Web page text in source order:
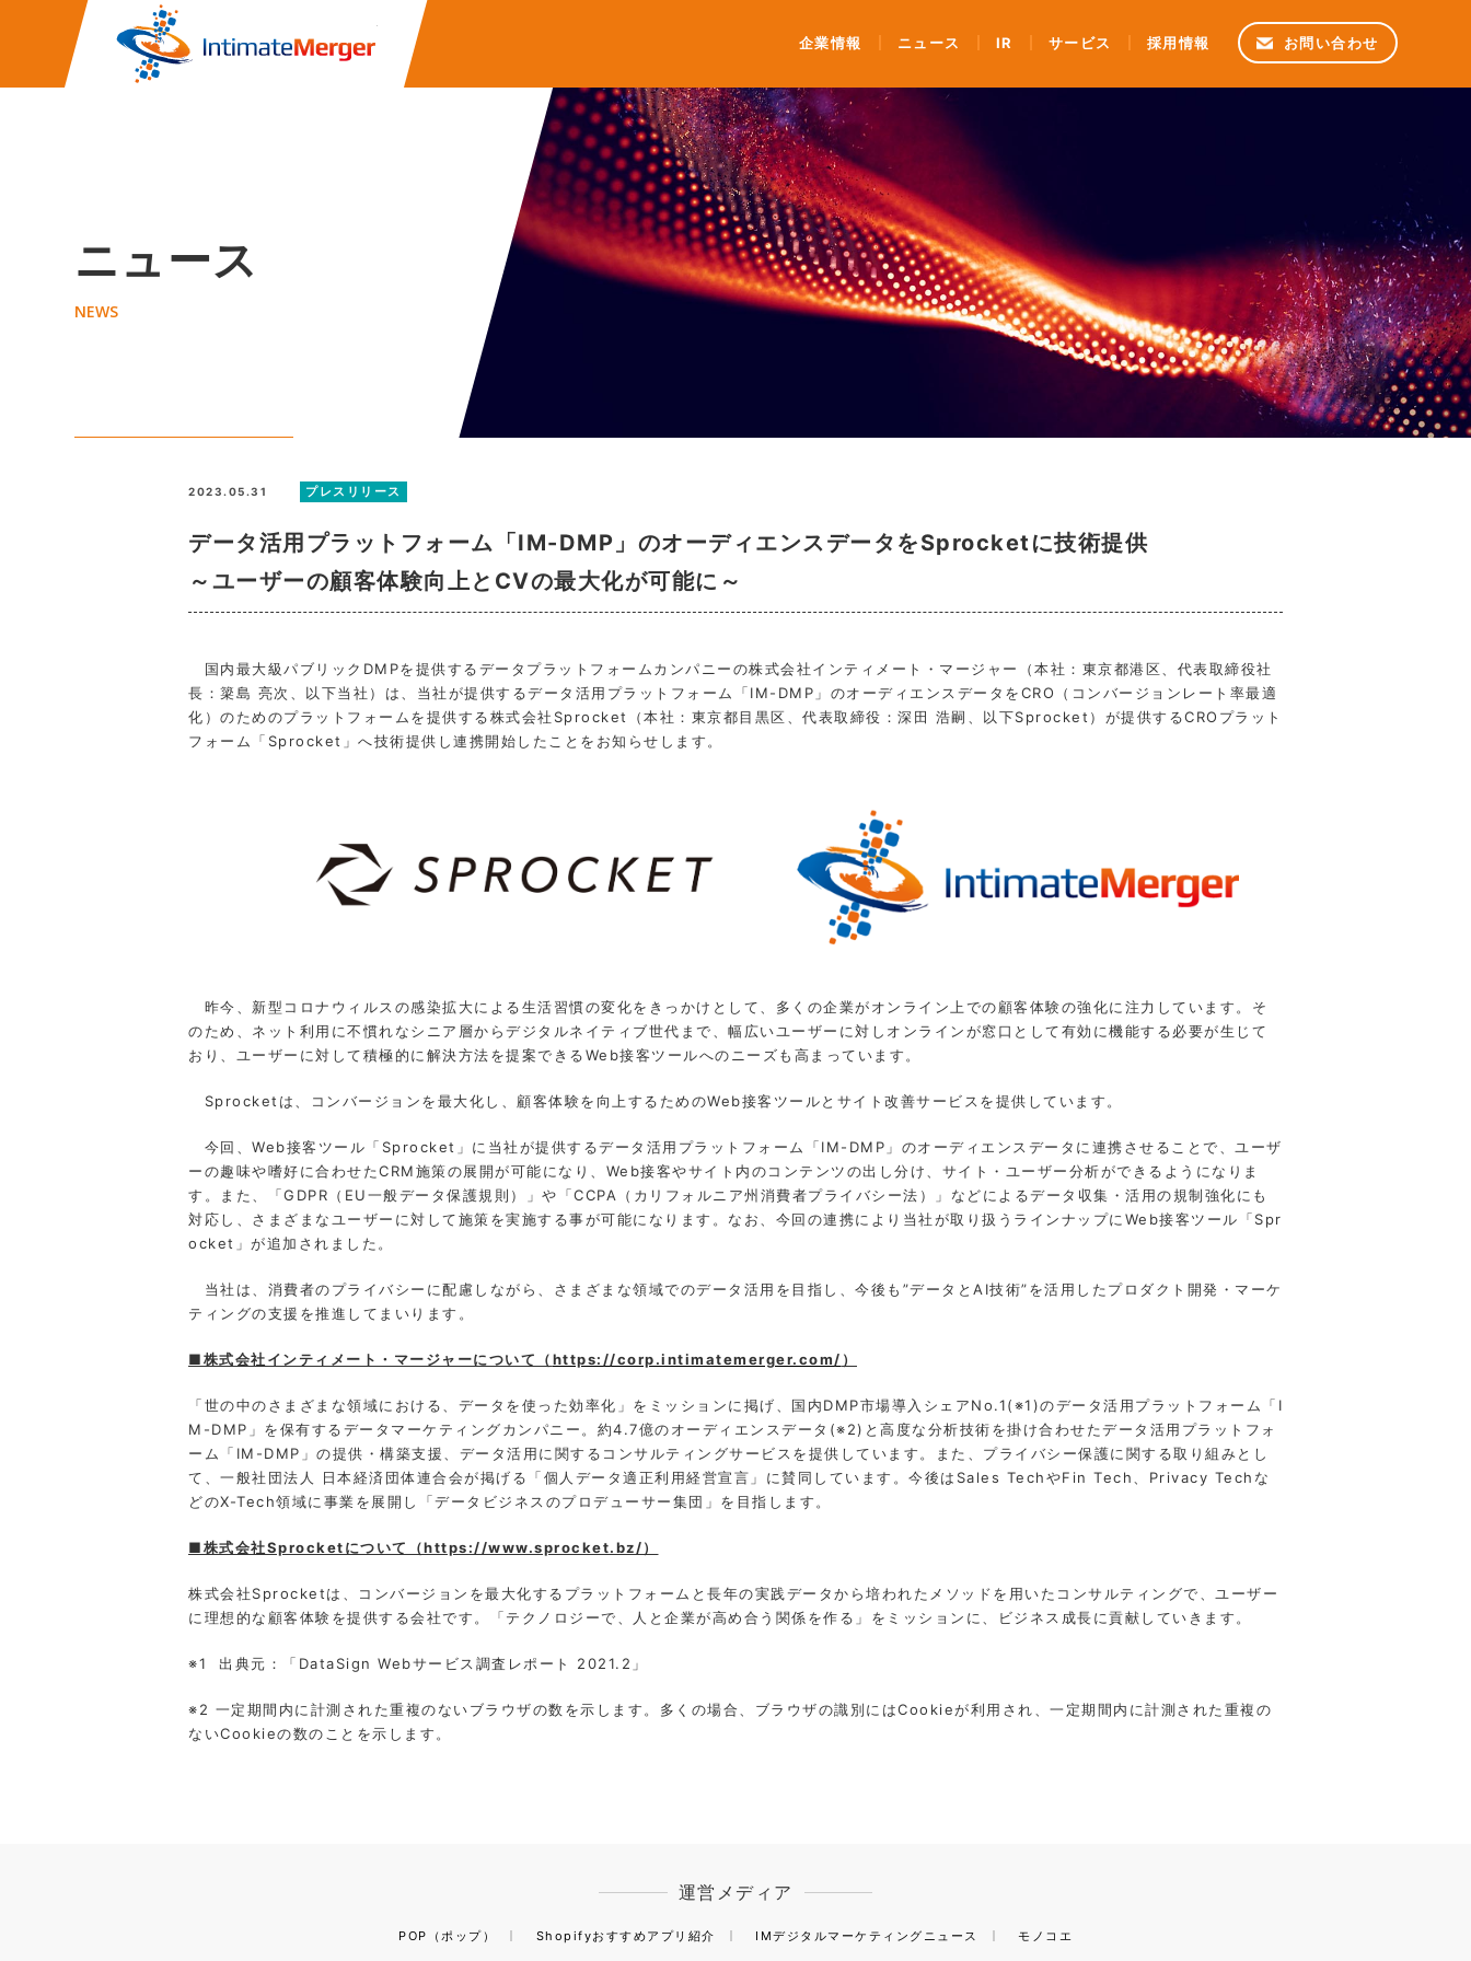
株式会社インティメート・マージャー
企業情報 ニュース IR サービス 採用情報 お問い合わせ
ニュース
NEWS
2023.05.31 プレスリリース
データ活用プラットフォーム「IM-DMP」のオーディエンスデータをSprocketに技術提供
～ユーザーの顧客体験向上とCVの最大化が可能に～
国内最大級パブリックDMPを提供するデータプラットフォームカンパニーの株式会社インティメート・マージャー（本社：東京都港区、代表取締役社
長：簗島 亮次、以下当社）は、当社が提供するデータ活用プラットフォーム「IM-DMP」のオーディエンスデータをCRO（コンバージョンレート率最適
化）のためのプラットフォームを提供する株式会社Sprocket（本社：東京都目黒区、代表取締役：深田 浩嗣、以下Sprocket）が提供するCROプラット
フォーム「Sprocket」へ技術提供し連携開始したことをお知らせします。
昨今、新型コロナウィルスの感染拡大による生活習慣の変化をきっかけとして、多くの企業がオンライン上での顧客体験の強化に注力しています。そ
のため、ネット利用に不慣れなシニア層からデジタルネイティブ世代まで、幅広いユーザーに対しオンラインが窓口として有効に機能する必要が生じて
おり、ユーザーに対して積極的に解決方法を提案できるWeb接客ツールへのニーズも高まっています。
Sprocketは、コンバージョンを最大化し、顧客体験を向上するためのWeb接客ツールとサイト改善サービスを提供しています。
今回、Web接客ツール「Sprocket」に当社が提供するデータ活用プラットフォーム「IM-DMP」のオーディエンスデータに連携させることで、ユーザ
ーの趣味や嗜好に合わせたCRM施策の展開が可能になり、Web接客やサイト内のコンテンツの出し分け、サイト・ユーザー分析ができるようになりま
す。また、「GDPR（EU一般データ保護規則）」や「CCPA（カリフォルニア州消費者プライバシー法）」などによるデータ収集・活用の規制強化にも
対応し、さまざまなユーザーに対して施策を実施する事が可能になります。なお、今回の連携により当社が取り扱うラインナップにWeb接客ツール「Spr
ocket」が追加されました。
当社は、消費者のプライバシーに配慮しながら、さまざまな領域でのデータ活用を目指し、今後も”データとAI技術”を活用したプロダクト開発・マーケ
ティングの支援を推進してまいります。
■株式会社インティメート・マージャーについて（https://corp.intimatemerger.com/ ）
「世の中のさまざまな領域における、データを使った効率化」をミッションに掲げ、国内DMP市場導入シェアNo.1(※1)のデータ活用プラットフォーム「I
M-DMP」を保有するデータマーケティングカンパニー。約4.7億のオーディエンスデータ(※2)と高度な分析技術を掛け合わせたデータ活用プラットフォ
ーム「IM-DMP」の提供・構築支援、データ活用に関するコンサルティングサービスを提供しています。また、プライバシー保護に関する取り組みとし
て、一般社団法人 日本経済団体連合会が掲げる「個人データ適正利用経営宣言」に賛同しています。今後はSales TechやFin Tech、Privacy Techな
どのX-Tech領域に事業を展開し「データビジネスのプロデューサー集団」を目指します。
■株式会社Sprocketについて（https://www.sprocket.bz/）
株式会社Sprocketは、コンバージョンを最大化するプラットフォームと長年の実践データから培われたメソッドを用いたコンサルティングで、ユーザー
に理想的な顧客体験を提供する会社です。「テクノロジーで、人と企業が高め合う関係を作る」をミッションに、ビジネス成長に貢献していきます。
※1 出典元：「DataSign Webサービス調査レポート 2021.2」
※2 ⼀定期間内に計測された重複のないブラウザの数を⽰します。多くの場合、ブラウザの識別にはCookieが利⽤され、⼀定期間内に計測された重複の
ないCookieの数のことを⽰します。
運営メディア
POP（ポップ） Shopifyおすすめアプリ紹介 IMデジタルマーケティングニュース モノコエ